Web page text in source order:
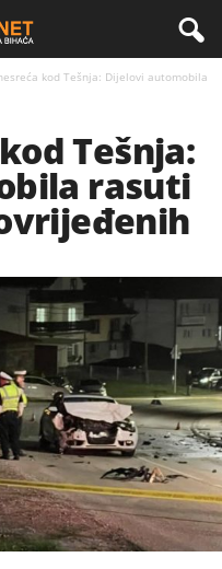
kod Tešnja: Dijelovi automobila
Tešnja:
rasuti